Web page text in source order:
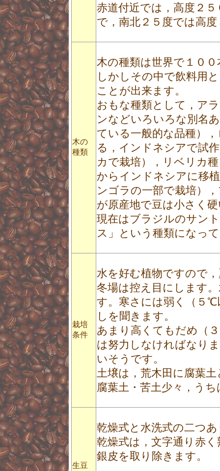
赤道付近では，高度２
で，南北２５度では高
木の
種類
木の種類は世界で１０
しかしその中で飲料用
ことが出来ます。
おもな種類として，ア
ンなどいろいろな別名
ている一般的な品種）
る，インドネシアで試
カで栽培），リベリカ
からインドネシアに移
ンゴラの一部で栽培）
が原産地で豆は小さく
現在はブラジルのサン
ス」という種類になっ
栽培
条件
水を好む植物ですので
冬場は控え目にします
す。寒さには弱く（５℃
しを聞きます。
あまり高くてもだめ（
は努力しなければなり
いそうです。
土壌は，荒木田に腐葉
腐葉土・苦土少々，う
生豆
乾燥式と水洗式の二つ
乾燥式は，文字通り赤
銀皮を取り除きます。